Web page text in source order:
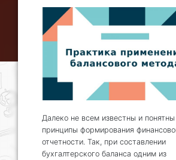
Далеко не всем известны и понятны
принципы формирования
отчетности. Так, при составлении
бухгалтерского баланса одним из